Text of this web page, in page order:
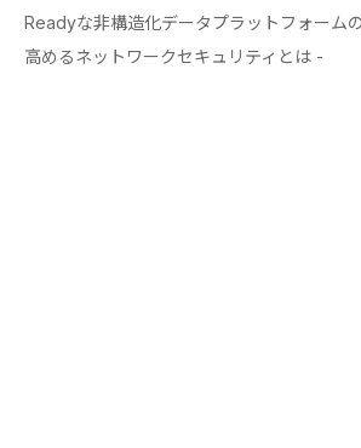
Readyな非構造化データプラットフォーム
高めるネットワークセキュリティとは -